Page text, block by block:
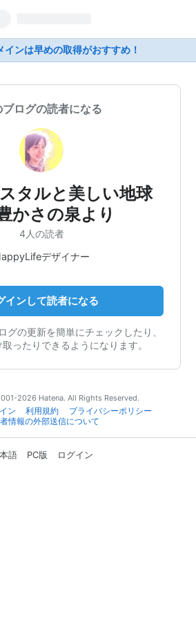
インは早めの取得がおすすめ！
ブログの読者になる
タルと美しい地球
かさの泉より
4人の読者
デザイナー
インして読者になる
グの更新を簡単にチェックしたり、
ったりできるようになります。
2026 Hatena. All Rights Reserved.
ン 利用規約
プライバシーポリシー
情報の外部送信について
語 PC版 ログイン